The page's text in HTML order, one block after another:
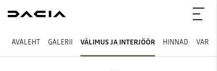
AVALEHT GALERII VÄLIMUS JA INTERJÖÖR HINNAD